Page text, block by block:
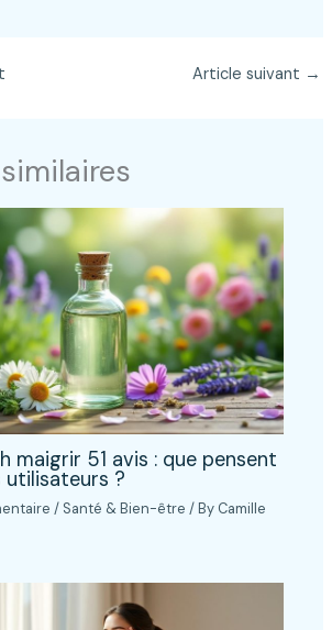
Article suivant →
maigrir 51 avis : que pensent
?
/ Santé & Bien-être / By Camille